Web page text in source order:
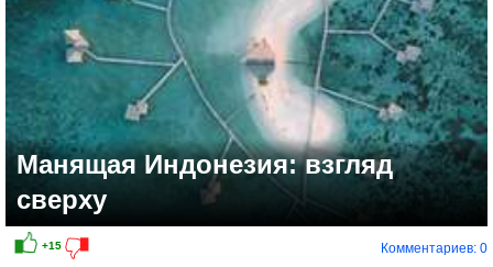
Манящая Индонезия: взгляд
сверху
Комментариев: 0